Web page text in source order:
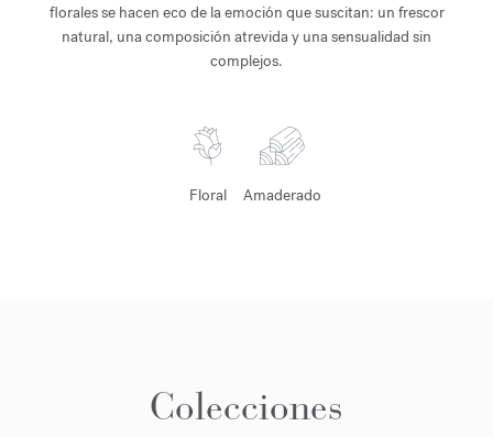
florales se hacen eco de la emoción que suscitan: un frescor
natural, una composición atrevida y una sensualidad sin
complejos.
Floral Amaderado
Colecciones